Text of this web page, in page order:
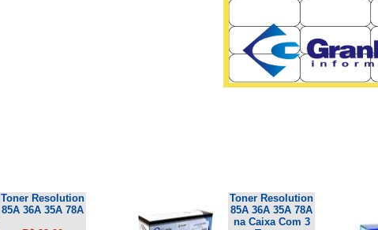
Toner Resolution
85A 36A 35A 78A
Toner Resolution
85A 36A 35A 78A
na Caixa Com 3